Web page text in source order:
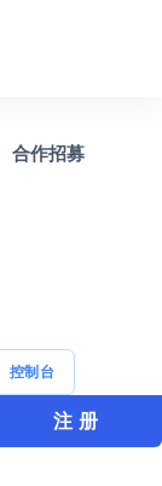
合作招募
控制台
注 册